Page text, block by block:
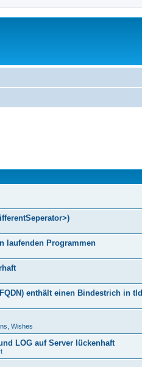
laufenden Programmen
enthält einen Bindestrich in tld
Wishes
LOG auf Server lückenhaft